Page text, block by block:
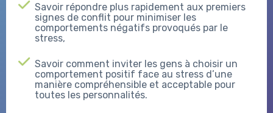
Savoir répondre plus rapidement aux premiers
signes de conflit pour minimiser les
comportements négatifs provoqués par le
stress,
Savoir comment inviter les gens à choisir un
comportement positif face au stress d’une
manière compréhensible et acceptable pour
toutes les personnalités.